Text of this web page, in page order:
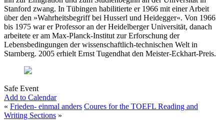
Stanford zwang. In Tübingen habilitierte er 1966 mit einer Arbeit
über den »Wahrheitsbegriff bei Husserl und Heidegger«. Von 1966
bis 1975 war er Professor an der Heidelberger Universität, danach
arbeitete er am Max-Planck-Institut zur Erforschung der
Lebensbedingungen der wissenschaftlich-technischen Welt in
Starnberg. 2005 erhielt Ernst Tugendhat den Meister-Eckhart-Preis.
Safe Event
Add to Calendar
« Frieden- einmal anders Coures for the TOEFL Reading and
Writing Sections »